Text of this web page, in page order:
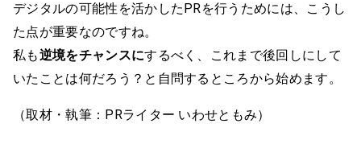
デジタルの可能性を活かしたPRを行うためには、こうし
た点が重要なのですね。
私も逆境をチャンスにするべく、これまで後回しにして
いたことは何だろう？と自問するところから始めます。
（取材・執筆：PRライター いわせともみ）